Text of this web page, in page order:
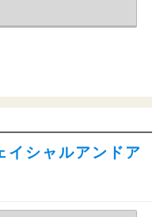
イシャルアンドア